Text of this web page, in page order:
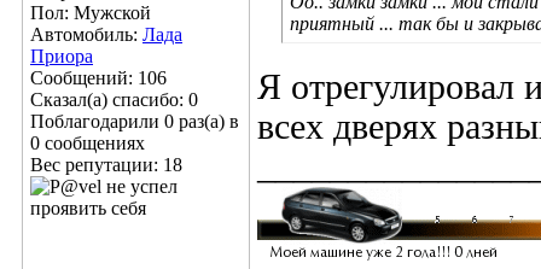
Пол: Мужской
Автомобиль: Лада
Приора
Сообщений: 106
Сказал(а) спасибо: 0
Поблагодарили 0 раз(а) в
0 сообщениях
Вес репутации: 18
приятный ... так бы и
Я отрегулировал
всех дверях